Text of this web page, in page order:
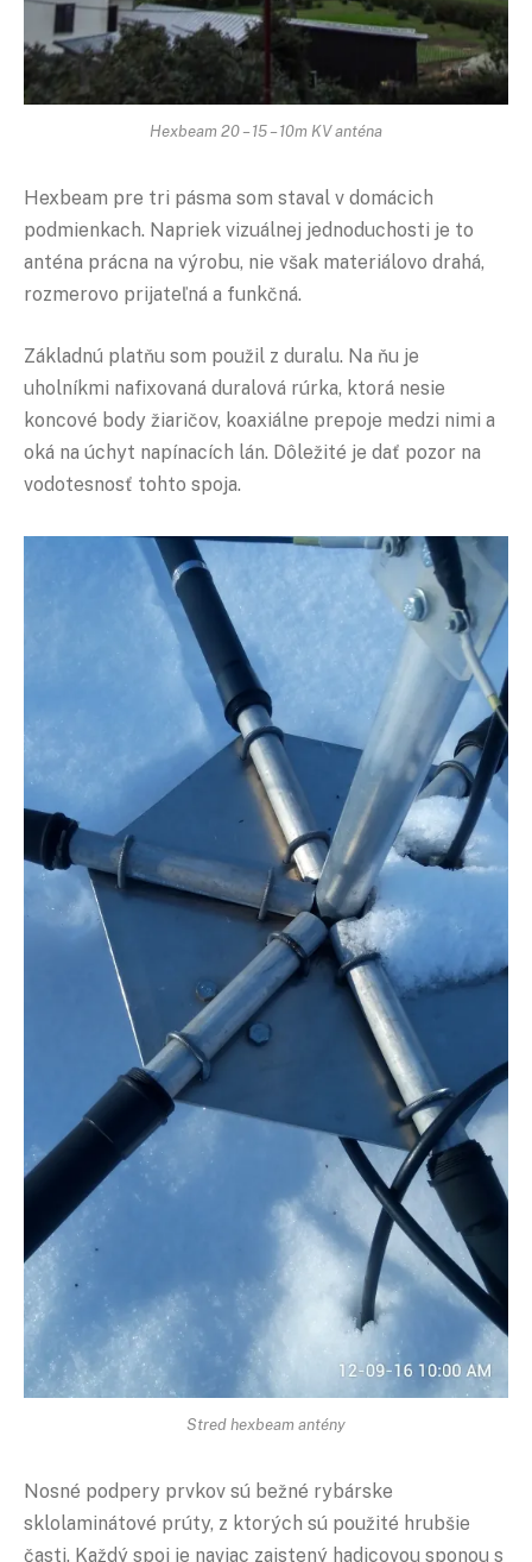
Hexbeam 20 – 15 – 10m KV anténa
Hexbeam pre tri pásma som staval v domácich
podmienkach. Napriek vizuálnej jednoduchosti je to
anténa prácna na výrobu, nie však materiálovo drahá,
rozmerovo prijateľná a funkčná.
Základnú platňu som použil z duralu. Na ňu je
uholníkmi nafixovaná duralová rúrka, ktorá nesie
koncové body žiaričov, koaxiálne prepoje medzi nimi a
oká na úchyt napínacích lán. Dôležité je dať pozor na
vodotesnosť tohto spoja.
Stred hexbeam antény
Nosné podpery prvkov sú bežné rybárske
sklolaminátové prúty, z ktorých sú použité hrubšie
časti. Každý spoj je naviac zaistený hadicovou sponou s